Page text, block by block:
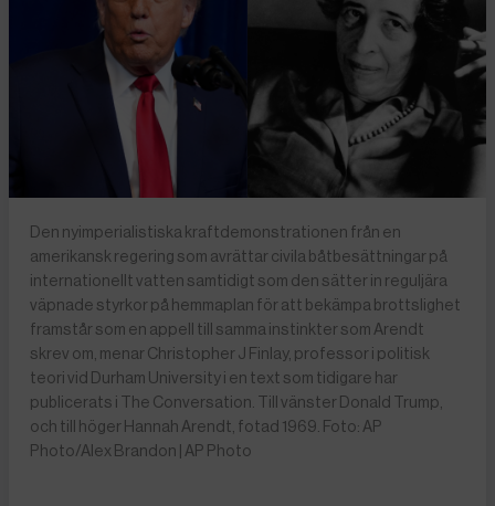
Den nyimperialistiska kraftdemonstrationen från en
amerikansk regering som avrättar civila båtbesättningar på
internationellt vatten samtidigt som den sätter in reguljära
väpnade styrkor på hemmaplan för att bekämpa brottslighet
framstår som en appell till samma instinkter som Arendt
skrev om, menar Christopher J Finlay, professor i politisk
teori vid Durham University i en text som tidigare har
publicerats i The Conversation. Till vänster Donald Trump,
och till höger Hannah Arendt, fotad 1969. Foto: AP
Photo/Alex Brandon | AP Photo